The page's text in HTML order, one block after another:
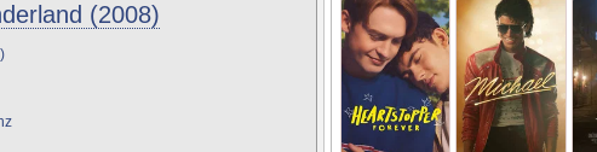
(2008)